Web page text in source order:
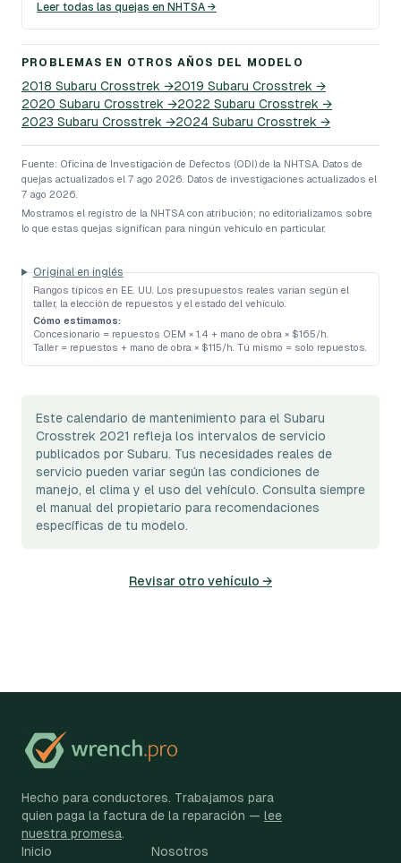
Leer todas las quejas en NHTSA →
PROBLEMAS EN OTROS AÑOS DEL MODELO
2018 Subaru Crosstrek →2019 Subaru Crosstrek →
2020 Subaru Crosstrek →2022 Subaru Crosstrek →
2023 Subaru Crosstrek →2024 Subaru Crosstrek →
Fuente: Oficina de Investigación de Defectos (ODI) de la NHTSA. Datos de
quejas actualizados el 7 ago 2026. Datos de investigaciones actualizados el
7 ago 2026.
Mostramos el registro de la NHTSA con atribución; no editorializamos sobre
lo que estas quejas significan para ningún vehículo en particular.
Original en inglés
Rangos típicos en EE. UU. Los presupuestos reales varían según el
taller, la elección de repuestos y el estado del vehículo.
Cómo estimamos:
Concesionario = repuestos OEM × 1.4 + mano de obra × $165/h
Taller = repuestos + mano de obra × $115/h Tú mismo = solo repuestos
Este calendario de mantenimiento para el Subaru
Crosstrek 2021 refleja los intervalos de servicio
publicados por Subaru. Tus necesidades reales de
servicio pueden variar según las condiciones de
manejo, el clima y el uso del vehículo. Consulta siempre
el manual del propietario para recomendaciones
específicas de tu modelo.
Revisar otro vehículo →
Hecho para conductores. Trabajamos para
quien paga la factura de la reparación — lee
nuestra promesa.
Inicio
Nosotros